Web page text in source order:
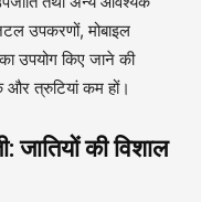
उपकरणों, मोबाइल
उपयोग किए जाने की
और त्रुटियां कम हों।
जातियों की विशाल